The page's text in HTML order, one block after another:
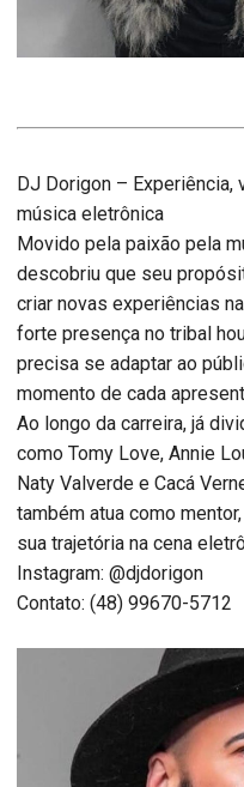
DJ Dorigon –
música eletrônica
Movido pela paixão pela
descobriu que seu
criar novas experiências
forte presença no tribal
precisa se adaptar ao
momento de cada
Ao longo da carreira, já
como Tomy Love, Annie
Naty Valverde e Cacá
também atua como
sua trajetória na cena
Instagram: @djdorigon
Contato: (48) 99670-5712